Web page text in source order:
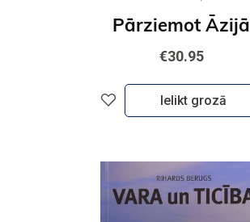
Pārziemot Āzijā
€30.95
Ielikt grozā